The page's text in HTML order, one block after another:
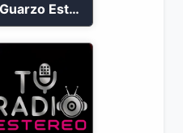
Guarzo Estéreo 24/7